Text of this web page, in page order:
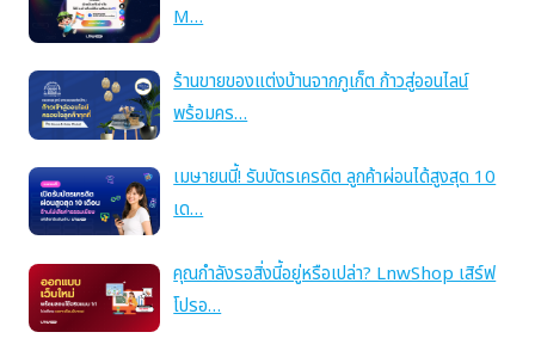
M…
ร้านขายของแต่งบ้านจากภูเก็ต ก้าวสู่ออนไลน์
พร้อมคร…
เมษายนนี้! รับบัตรเครดิต ลูกค้าผ่อนได้สูงสุด 10
เด…
คุณกำลังรอสิ่งนี้อยู่หรือเปล่า? LnwShop เสิร์ฟ
โปรอ…